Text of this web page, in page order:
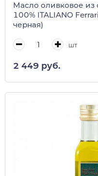
Масло оливковое из
100% ITALIANO
черная)
шт
2 449 руб.